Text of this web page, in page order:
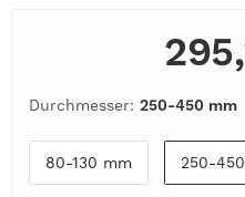
Durchmesser: 250-450 mm
80-130 mm 250-